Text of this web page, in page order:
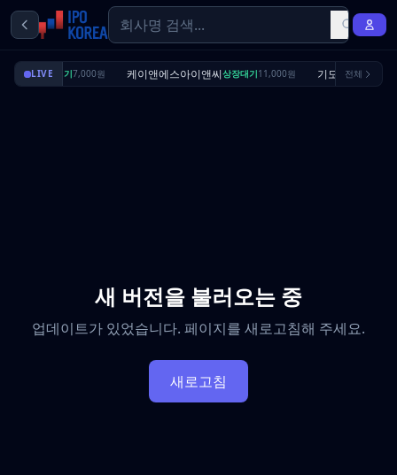
LIVE
리셔스상장대기7,000원 케이앤에스아이앤씨상장대기11,000원 기도산업수요예측
전체
새 버전을 불러오는 중
업데이트가 있었습니다. 페이지를 새로고침해 주세요.
새로고침